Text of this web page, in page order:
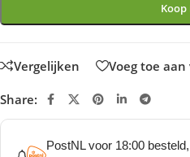
Koop
Vergelijken Voeg toe
Share:
PostNL voor 18:00 besteld,